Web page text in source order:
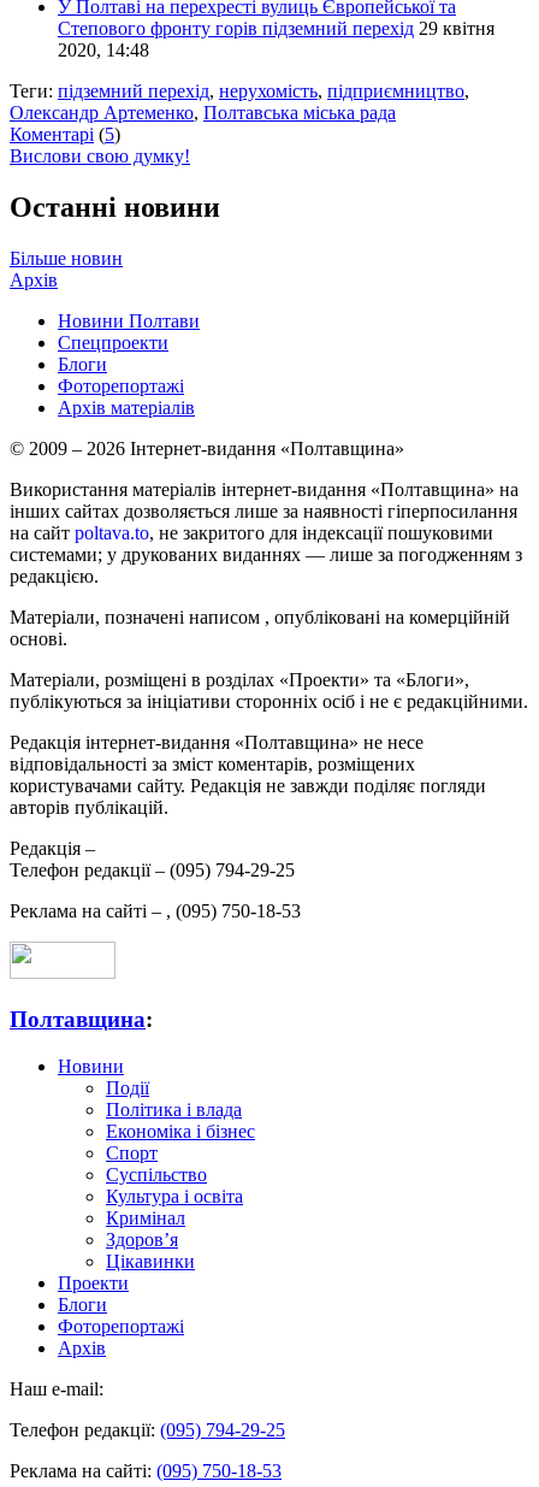
У Полтаві на перехресті вулиць Європейської та
Степового фронту горів підземний перехід 29 квітня
2020, 14:48
Теги: підземний перехід, нерухомість, підприємництво,
Олександр Артеменко, Полтавська міська рада
Коментарі (5)
Вислови свою думку!
Останні новини
Більше новин
Архів
Новини Полтави
Спецпроекти
Блоги
Фоторепортажі
Архів матеріалів
© 2009 – 2026 Інтернет-видання «Полтавщина»
Використання матеріалів інтернет-видання «Полтавщина» на
інших сайтах дозволяється лише за наявності гіперпосилання
на сайт poltava.to, не закритого для індексації пошуковими
системами; у друкованих виданнях — лише за погодженням з
редакцією.
Матеріали, позначені написом , опубліковані на комерційній
основі.
Матеріали, розміщені в розділах «Проекти» та «Блоги»,
публікуються за ініціативи сторонніх осіб і не є редакційними.
Редакція інтернет-видання «Полтавщина» не несе
відповідальності за зміст коментарів, розміщених
користувачами сайту. Редакція не завжди поділяє погляди
авторів публікацій.
Редакція –
Телефон редакції – (095) 794-29-25
Реклама на сайті – , (095) 750-18-53
Полтавщина:
Новини
Події
Політика і влада
Економіка і бізнес
Спорт
Суспільство
Культура і освіта
Кримінал
Здоров’я
Цікавинки
Проекти
Блоги
Фоторепортажі
Архів
Наш e-mail:
Телефон редакції: (095) 794-29-25
Реклама на сайті: (095) 750-18-53